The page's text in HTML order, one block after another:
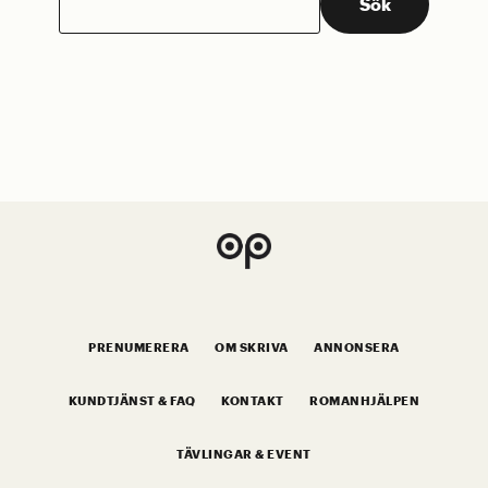
efter:
PRENUMERERA OM SKRIVA ANNONSERA
KUNDTJÄNST & FAQ KONTAKT ROMANHJÄLPEN
TÄVLINGAR & EVENT